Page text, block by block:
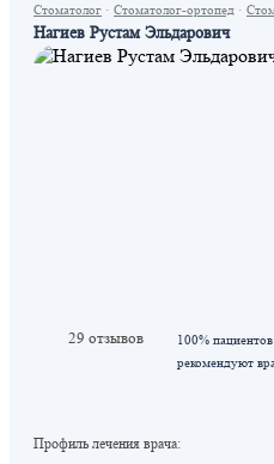
Стоматолог · Стоматолог-ортопед ·
Нагиев Рустам Эльдарович
29 отзывов
100% пациентов
рекомендуют
Профиль лечения врача: